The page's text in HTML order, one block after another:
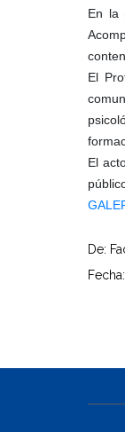
En la
El
El
De: